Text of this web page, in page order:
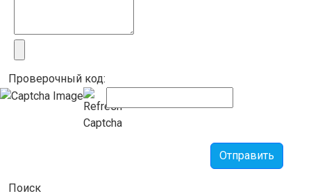
Проверочный код:
Отправить
Поиск